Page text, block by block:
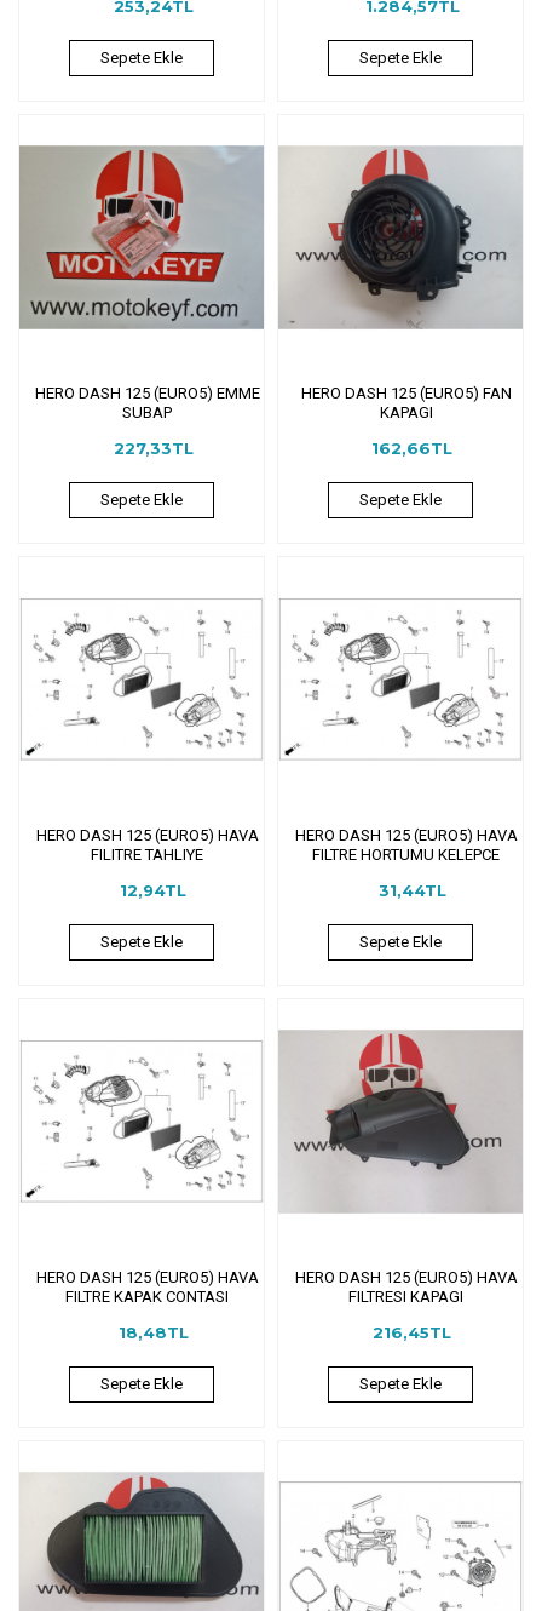
253,24TL
Sepete Ekle
1.284,57TL
Sepete Ekle
HERO DASH 125 (EURO5) EMME
SUBAP
227,33TL
Sepete Ekle
HERO DASH 125 (EURO5) FAN
KAPAGI
162,66TL
Sepete Ekle
HERO DASH 125 (EURO5) HAVA
FILITRE TAHLIYE
12,94TL
Sepete Ekle
HERO DASH 125 (EURO5) HAVA
FILTRE HORTUMU KELEPCE
31,44TL
Sepete Ekle
HERO DASH 125 (EURO5) HAVA
FILTRE KAPAK CONTASI
18,48TL
Sepete Ekle
HERO DASH 125 (EURO5) HAVA
FILTRESI KAPAGI
216,45TL
Sepete Ekle